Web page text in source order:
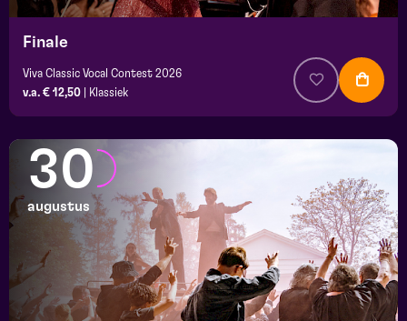
Finale
Viva Classic Vocal Contest 2026
v.a. € 12,50
Klassiek
30
augustus